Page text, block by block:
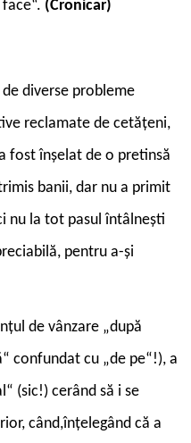
(Cronicar)
diverse probleme
reclamate de cetățeni,
fost înșelat de o pretinsă
banii, dar nu a primit
nu la tot pasul întâlnești
pentru a-și
de vânzare „după
confundat cu „de pe“!), a
(sic!) cerând să i se
când,înțelegând că a